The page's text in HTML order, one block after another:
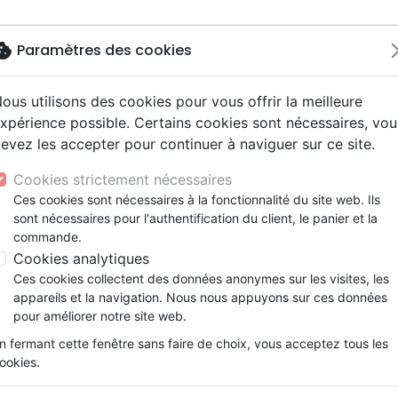
NouveautésBibles
courant
Français fondamental
Autres versions
Bibles d'étude
Bibles audio
Livres
société, politique
adoration, louange
santé
Famille, couple
Israël, Messianique
Evangelisation
Témoignages, biographies
Jeunesse
ans
jeunes
Enseignement jeunesse
Livres d'activités
CD Jeunesse
hop
Noël, Musique de fête
Jeunesse
Compilations
vraies, témoignages
reportages
Concerts, spectacles
Enseignement, conférences
cadeaux
Accessoires de Bible
BIEN SATAN - LE CRI DE GUERRE D'UN EVANGELISTE
ECOUTE MOI BIEN SATAN - LE
EVANGELISTE
Carlos Annacondia
RéférenceMM-3536 EAN9782921335362
Description
ECOUTE-MOI BIEN SATAN Carlos Annacondia
Ministères Multilingues
Paramètres des cookies
utilisons des cookies pour vous offrir la meilleure
possible. Certains cookies sont nécessaires,
les accepter pour continuer à naviguer sur ce site.
Cookies strictement nécessaires
Ces cookies sont nécessaires à la fonctionnalité du site web. Ils
sont nécessaires pour l'authentification du client, le panier et la
commande.
Cookies analytiques
Ces cookies collectent des données anonymes sur les visites, les
appareils et la navigation. Nous nous appuyons sur ces données
pour améliorer notre site web.
fermant cette fenêtre sans faire de choix, vous acceptez tous les